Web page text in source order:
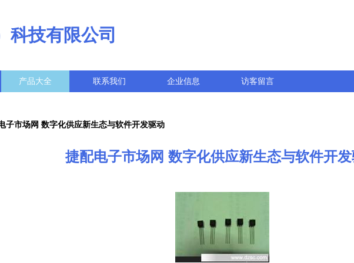
科技有限公司
产品大全 联系我们 企业信息 访客留言
子市场网 数字化供应新生态与软件开发驱动
捷配电子市场网 数字化供应新生态与软件开